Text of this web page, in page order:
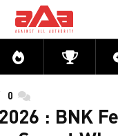
Directs
0 commentaires
: BNK